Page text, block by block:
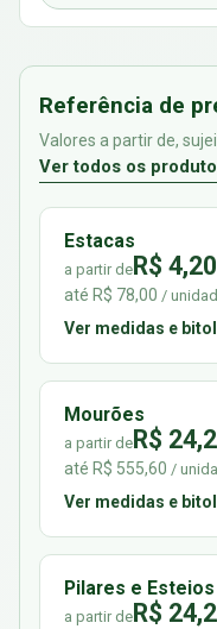
Referência de
Valores a partir de,
Ver todos os
Estacas
a partir deR$ 4,20
até R$ 78,00 /
Ver medidas e
Mourões
a partir deR$
até R$ 555,60 /
Ver medidas e
Pilares e Esteios
a partir deR$